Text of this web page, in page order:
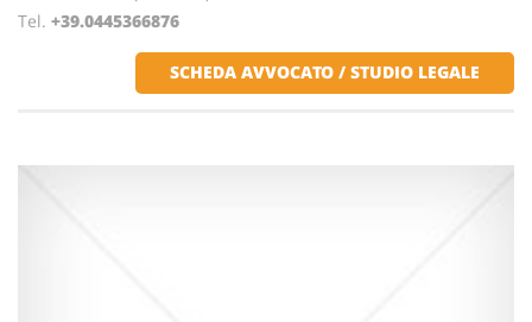
Tel. +39.0445366876
SCHEDA AVVOCATO / STUDIO LEGALE